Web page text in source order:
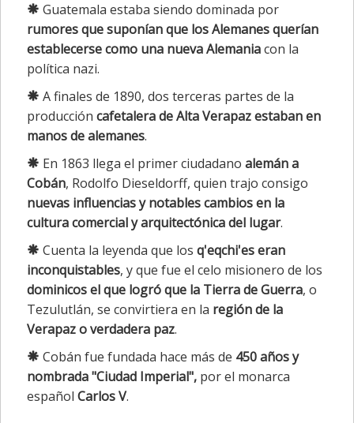
Guatemala estaba siendo dominada por
rumores que suponían que los Alemanes querían
establecerse como una nueva Alemaniacon la
política nazi.
A finales de 1890, dos terceras partes de la
producción cafetalera de Alta Verapaz estaban en
manos de alemanes.
En 1863 llega el primer ciudadano alemán a
Cobán, Rodolfo Dieseldorff, quien trajo consigo
nuevas influencias y notables cambios en la
cultura comercial y arquitectónica del lugar.
Cuenta la leyenda que los q'eqchi'es eran
inconquistables, y que fue el celo misionero de los
dominicos el que logró que la Tierra de Guerra, o
Tezulutlán, se convirtiera en la región de la
Verapaz o verdadera paz.
Cobán fue fundada hace más de 450 años y
nombrada "Ciudad Imperial",por el monarca
español Carlos V.